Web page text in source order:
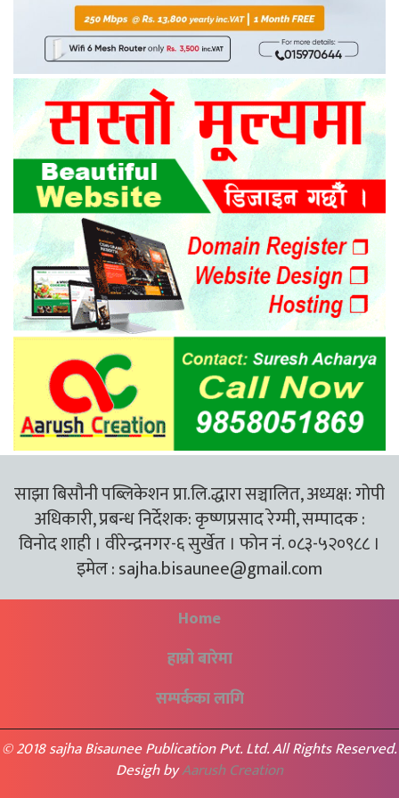
साझा बिसौनी पब्लिकेशन प्रा.लि.द्धारा सञ्चालित, अध्यक्ष: गोपी
अधिकारी, प्रबन्ध निर्देशक: कृष्णप्रसाद रेग्मी, सम्पादक :
विनोद शाही । वीरेन्द्रनगर-६ सुर्खेत । फोन नं. ०८३-५२०९८८ ।
इमेल :sajha.bisaunee@gmail.com
Home
हाम्रो बारेमा
सम्पर्कका लागि
© 2018 sajha Bisaunee Publication Pvt. Ltd. All Rights Reserved.
Desigh byAarush Creation